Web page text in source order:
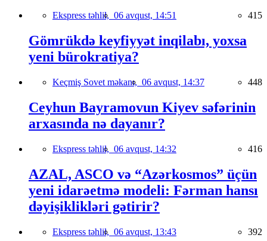
Ekspress təhlil, 06 avqust, 14:51 415
Gömrükdə keyfiyyət inqilabı, yoxsa
yeni bürokratiya?
Keçmiş Sovet məkanı, 06 avqust, 14:37 448
Ceyhun Bayramovun Kiyev səfərinin
arxasında nə dayanır?
Ekspress təhlil, 06 avqust, 14:32 416
AZAL, ASCO və “Azərkosmos” üçün
yeni idarəetmə modeli: Fərman hansı
dəyişiklikləri gətirir?
Ekspress təhlil, 06 avqust, 13:43 392